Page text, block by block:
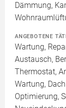
Dämmung,
ANGEBOTENE
Wartung,
Austausch,
Thermostat,
Wartung,
Optimierung,